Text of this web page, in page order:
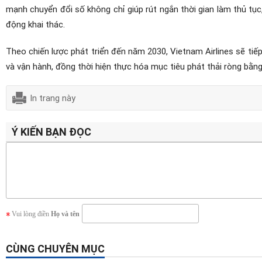
mạnh chuyển đổi số không chỉ giúp rút ngắn thời gian làm thủ
động khai thác.
Theo chiến lược phát triển đến năm 2030, Vietnam Airlines sẽ
và vận hành, đồng thời hiện thực hóa mục tiêu phát thải ròng
In trang này
Ý KIẾN BẠN ĐỌC
Vui lòng điền Họ và tên
CÙNG CHUYÊN MỤC